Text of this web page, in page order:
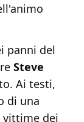
panni del
Steve
Ai testi,
di una
vittime dei